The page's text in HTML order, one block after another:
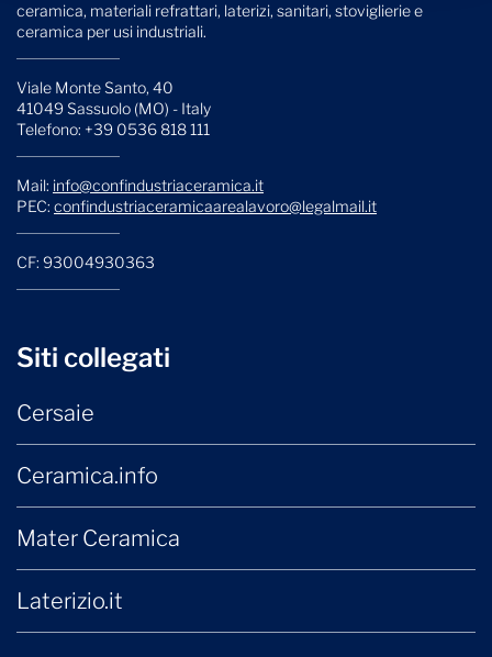
ceramica, materiali refrattari, laterizi, sanitari, stoviglierie e
ceramica per usi industriali.
Viale Monte Santo, 40
41049 Sassuolo (MO) - Italy
Telefono: +39 0536 818 111
Mail: info@confindustriaceramica.it
PEC: confindustriaceramicaarealavoro@legalmail.it
CF: 93004930363
Siti collegati
Cersaie
Ceramica.info
Mater Ceramica
Laterizio.it